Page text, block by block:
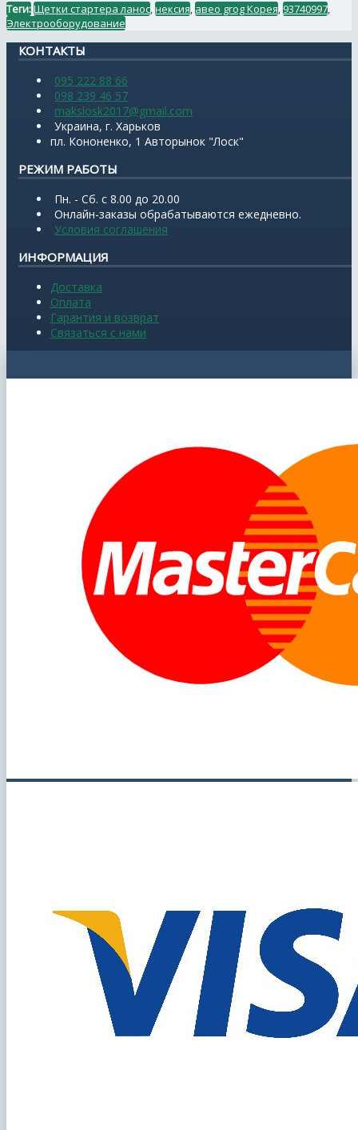
Теги:Щетки стартера ланос нексия авео grog Корея 93740997
Электрооборудование
КОНТАКТЫ
095 222 88 66
098 239 46 57
makslosk2017@gmail.com
Украина, г. Харьков
пл. Кононенко, 1 Авторынок "Лоск"
РЕЖИМ РАБОТЫ
Пн. - Сб. с 8.00 до 20.00
Онлайн-заказы обрабатываются ежедневно.
Условия соглашения
ИНФОРМАЦИЯ
Доставка
Оплата
Гарантия и возврат
Связаться с нами